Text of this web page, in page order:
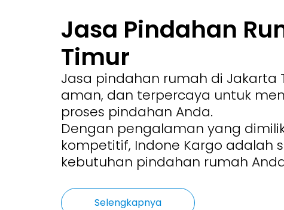
Jasa Pindahan
Timur
Jasa pindahan rumah di Jakarta
aman, dan terpercaya untuk
proses pindahan Anda.
Dengan pengalaman yang
kompetitif, Indone Kargo adalah
kebutuhan pindahan rumah
Selengkapnya